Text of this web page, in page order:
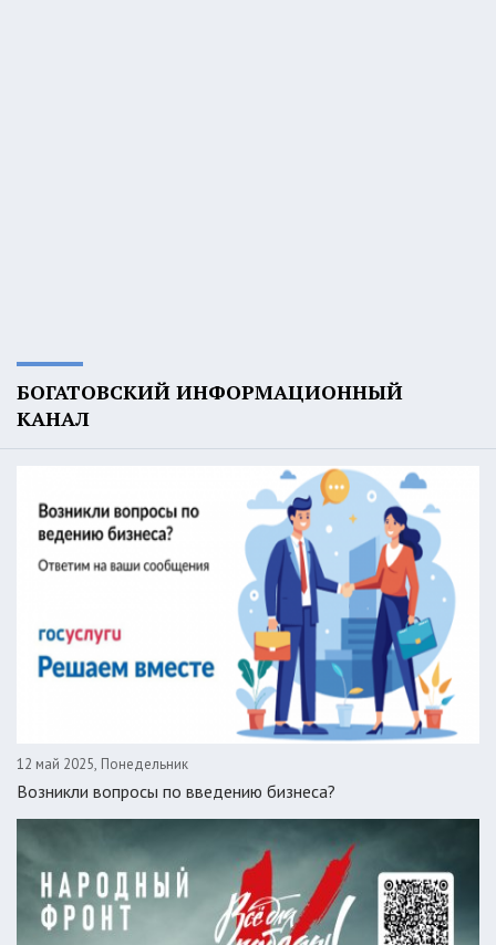
БОГАТОВСКИЙ ИНФОРМАЦИОННЫЙ
КАНАЛ
12 май 2025, Понедельник
Возникли вопросы по введению бизнеса?